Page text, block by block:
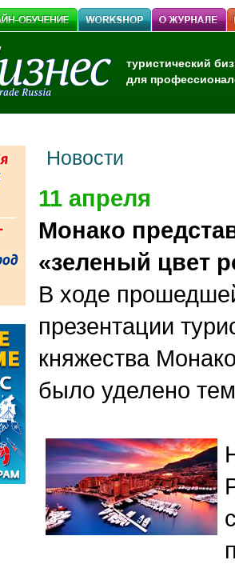
туристический
для
Новости
11 апреля
Монако
«зеленый цвет
В ходе
презентации
княжества
было уделено